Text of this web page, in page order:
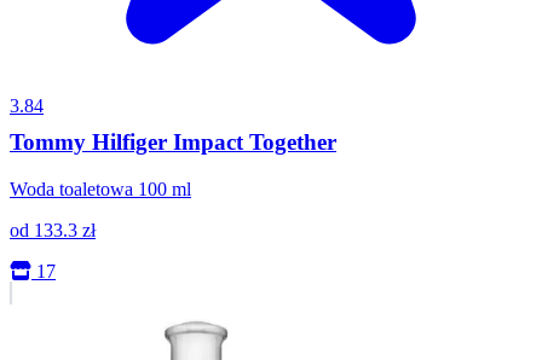
3.84
Tommy Hilfiger Impact Together
Woda toaletowa 100 ml
od 133.3 zł
17